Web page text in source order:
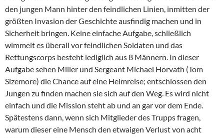
den jungen Mann hinter den feindlichen Linien, inmitten der
größten Invasion der Geschichte ausfindig machen und in
Sicherheit bringen. Keine einfache Aufgabe, schließlich
wimmelt es überall vor feindlichen Soldaten und das
Rettungscorps besteht lediglich aus 8 Männern. In dieser
Aufgabe sehen Miller und Sergeant Michael Horvath (Tom
Sizemore) die Chance auf eine Heimreise; entschlossen den
Jungen zu finden machen sie sich auf den Weg. Es wird nicht
einfach und die Mission steht ab und an gar vor dem Ende.
Spätestens dann, wenn sich Mitglieder des Trupps fragen,
warum dieser eine Mensch den etwaigen Verlust von acht